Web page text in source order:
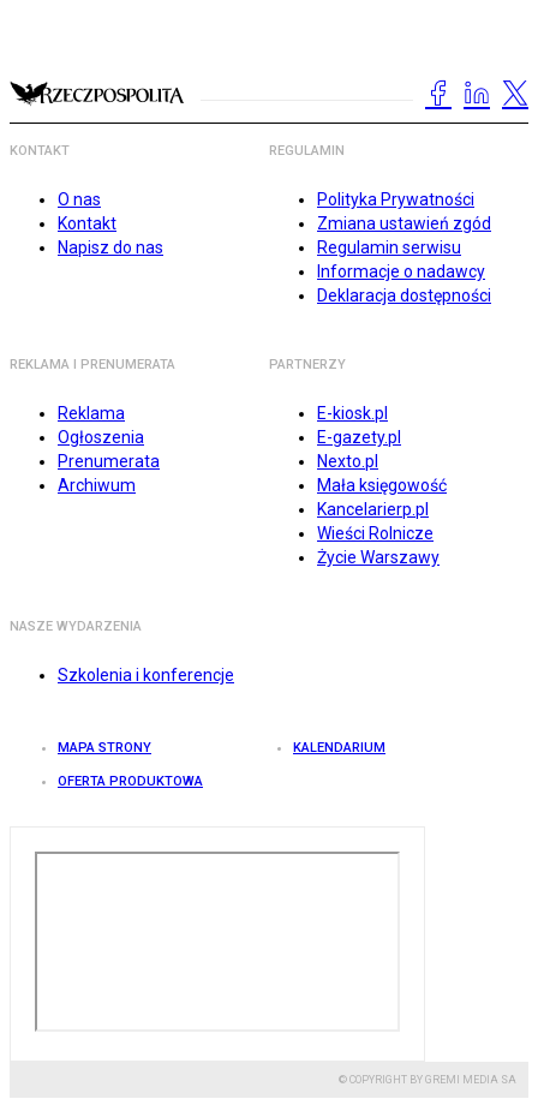
KONTAKT
O nas
Kontakt
Napisz do nas
REGULAMIN
Polityka Prywatności
Zmiana ustawień zgód
Regulamin serwisu
Informacje o nadawcy
Deklaracja dostępności
REKLAMA I PRENUMERATA
Reklama
Ogłoszenia
Prenumerata
Archiwum
PARTNERZY
E-kiosk.pl
E-gazety.pl
Nexto.pl
Mała księgowość
Kancelarierp.pl
Wieści Rolnicze
Życie Warszawy
NASZE WYDARZENIA
Szkolenia i konferencje
MAPA STRONY KALENDARIUM
OFERTA PRODUKTOWA
© COPYRIGHT BY GREMI MEDIA SA